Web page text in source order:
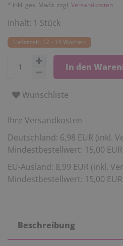
* inkl. ges. MwSt. zzgl. Versandkosten
Inhalt: 1 Stück
Lieferzeit: 12 - 14 Wochen
In den
Wunschliste
Ihre Versandkosten
Deutschland: 6,98 EUR (inkl.
Mindestbestellwert: 15,00
EU-Ausland: 8,99 EUR (inkl.
Mindestbestellwert: 15,00
Beschreibung